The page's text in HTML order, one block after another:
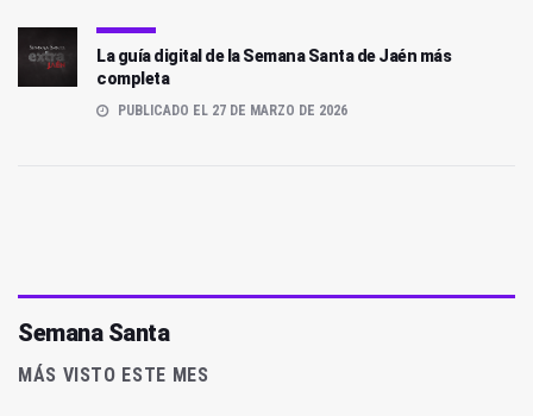
La guía digital de la Semana Santa de Jaén más
completa
PUBLICADO EL 27 DE MARZO DE 2026
Semana Santa
MÁS VISTO ESTE MES